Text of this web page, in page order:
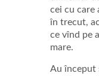
cei cu care
în trecut,
ce vînd pe
mare.
Au început